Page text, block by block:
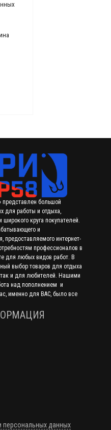
представлен большой
для работы и отдыха,
круга покупателей.
и
предоставляемого интернет-
профессионалов в
для любых видов работ. В
выбор товаров для отдыха
и для любителей. Нашими
над пополнением и
именно для ВАС, было все
персональных данных